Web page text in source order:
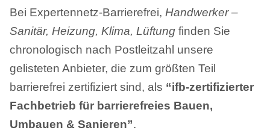
Bei Expertennetz-Barrierefrei, Handwerker –
Sanitär, Heizung, Klima, Lüftung finden Sie
chronologisch nach Postleitzahl unsere
gelisteten Anbieter, die zum größten Teil
barrierefrei zertifiziert sind, als “ifb-zertifizierter
Fachbetrieb für barrierefreies Bauen,
Umbauen & Sanieren”.